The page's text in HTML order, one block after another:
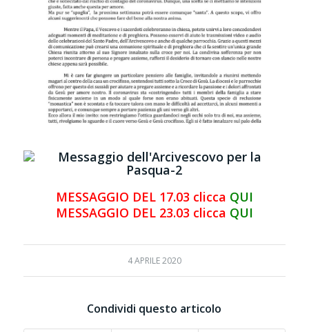
MESSAGGIO DEL 17.03 clicca QUI
MESSAGGIO DEL 23.03 clicca QUI
4 APRILE 2020
Condividi questo articolo